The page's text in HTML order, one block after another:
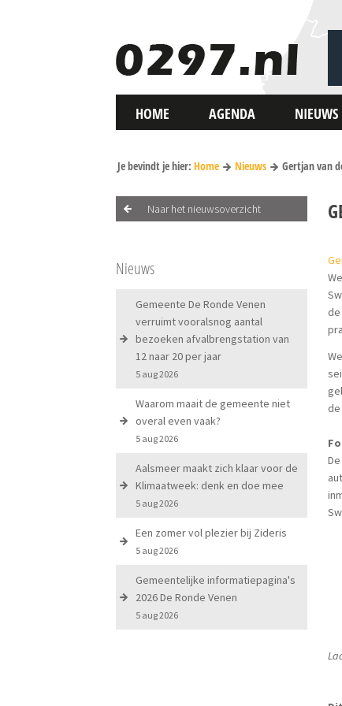
HOME AGENDA NIEUWS
Je bevindt je hier: Home Nieuws Gertjan van
Naar het nieuwsoverzicht
Nieuws
Gemeente De Ronde Venen
verruimt vooralsnog aantal
bezoeken afvalbrengstation van
12 naar 20 per jaar
5 aug 2026
Waarom maait de gemeente niet
overal even vaak?
5 aug 2026
Aalsmeer maakt zich klaar voor de
Klimaatweek: denk en doe mee
5 aug 2026
Een zomer vol plezier bij Zideris
5 aug 2026
Gemeentelijke informatiepagina's
2026 De Ronde Venen
5 aug 2026